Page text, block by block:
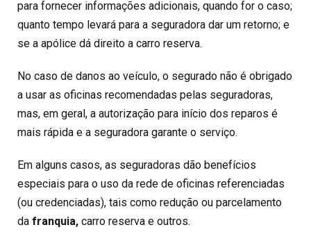
para fornecer informações adicionais, quando for o caso;
quanto tempo levará para a seguradora dar um retorno; e
se a apólice dá direito a carro reserva.
No caso de danos ao veículo, o segurado não é obrigado
a usar as oficinas recomendadas pelas seguradoras,
mas, em geral, a autorização para início dos reparos é
mais rápida e a seguradora garante o serviço.
Em alguns casos, as seguradoras dão benefícios
especiais para o uso da rede de oficinas referenciadas
(ou credenciadas), tais como redução ou parcelamento
da franquia, carro reserva e outros.